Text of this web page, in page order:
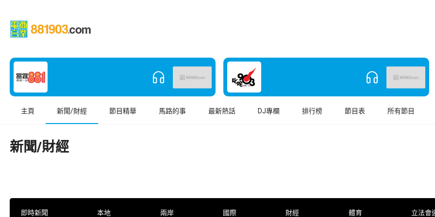
主頁 新聞/財經 節目精華 馬路的事 最新熱話 DJ專欄 排行榜 節目表 所有節目
新聞/財經
即時新聞 本地 兩岸 國際 財經 體育 立法會